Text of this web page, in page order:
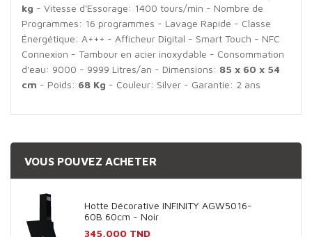
kg - Vitesse d'Essorage: 1400 tours/min - Nombre de
Programmes: 16 programmes - Lavage Rapide - Classe
Énergétique: A+++ - Afficheur Digital - Smart Touch - NFC
Connexion - Tambour en acier inoxydable - Consommation
d'eau: 9000 - 9999 Litres/an - Dimensions: 85 x 60 x 54
cm - Poids: 68 Kg - Couleur: Silver - Garantie: 2 ans
VOUS POUVEZ ACHETER
Hotte Décorative INFINITY AGW5016-
60B 60cm - Noir
Prix
345,000 TND